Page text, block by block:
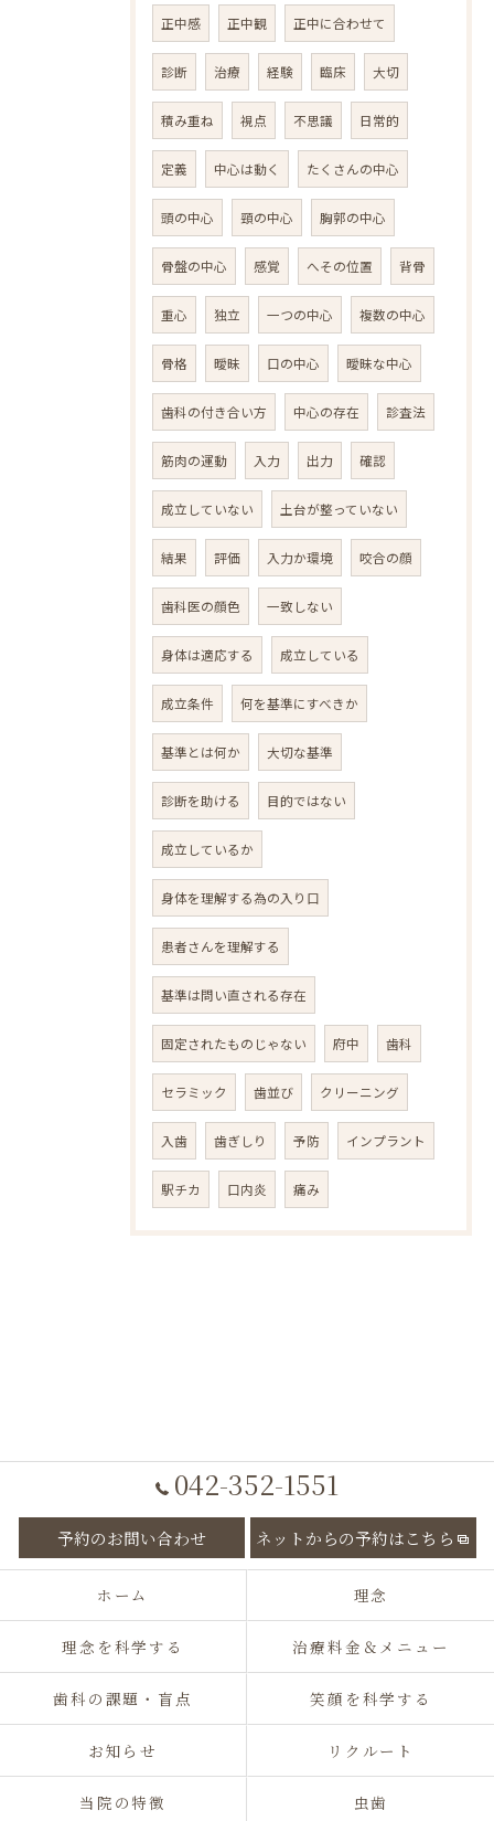
正中感 正中観 正中に合わせて
診断 治療 経験 臨床 大切
積み重ね 視点 不思議 日常的
定義 中心は動く たくさんの中心
頭の中心 頸の中心 胸郭の中心
骨盤の中心 感覚 へその位置 背骨
重心 独立 一つの中心 複数の中心
骨格 曖昧 口の中心 曖昧な中心
歯科の付き合い方 中心の存在 診査法
筋肉の運動 入力 出力 確認
成立していない 土台が整っていない
結果 評価 入力か環境 咬合の顔
歯科医の顔色 一致しない
身体は適応する 成立している
成立条件 何を基準にすべきか
基準とは何か 大切な基準
診断を助ける 目的ではない
成立しているか
身体を理解する為の入り口
患者さんを理解する
基準は問い直される存在
固定されたものじゃない 府中 歯科
セラミック 歯並び クリーニング
入歯 歯ぎしり 予防 インプラント
駅チカ 口内炎 痛み
042-352-1551
予約のお問い合わせ ネットからの予約はこちら
ホーム 理念
理念を科学する 治療料金＆メニュー
歯科の課題・盲点 笑顔を科学する
お知らせ リクルート
当院の特徴 虫歯